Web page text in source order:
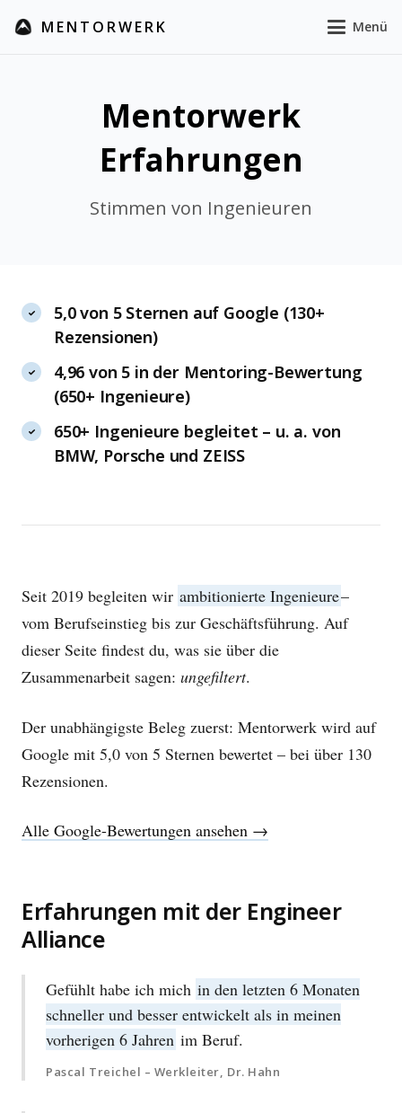
MENTORWERK Menü
Mentorwerk
Erfahrungen
Stimmen von Ingenieuren
5,0 von 5 Sternen auf Google (130+
Rezensionen)
4,96 von 5 in der Mentoring-Bewertung
(650+ Ingenieure)
650+ Ingenieure begleitet – u. a. von
BMW, Porsche und ZEISS
Seit 2019 begleiten wir ambitionierte Ingenieure–
vom Berufseinstieg bis zur Geschäftsführung. Auf
dieser Seite findest du, was sie über die
Zusammenarbeit sagen: ungefiltert.
Der unabhängigste Beleg zuerst: Mentorwerk wird auf
Google mit 5,0 von 5 Sternen bewertet – bei über 130
Rezensionen.
Alle Google-Bewertungen ansehen →
Erfahrungen mit der Engineer
Alliance
Gefühlt habe ich mich in den letzten 6 Monaten
schneller und besser entwickelt als in meinen
vorherigen 6 Jahren im Beruf.
Pascal Treichel – Werkleiter, Dr. Hahn